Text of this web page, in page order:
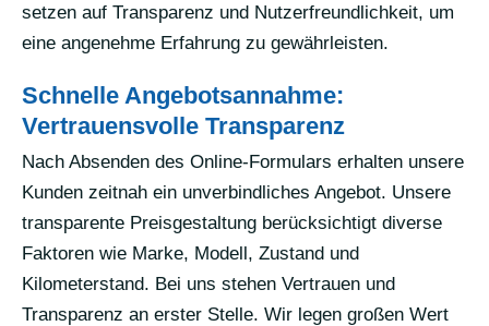
setzen auf Transparenz und Nutzerfreundlichkeit, um
eine angenehme Erfahrung zu gewährleisten.
Schnelle Angebotsannahme:
Vertrauensvolle Transparenz
Nach Absenden des Online-Formulars erhalten unsere
Kunden zeitnah ein unverbindliches Angebot. Unsere
transparente Preisgestaltung berücksichtigt diverse
Faktoren wie Marke, Modell, Zustand und
Kilometerstand. Bei uns stehen Vertrauen und
Transparenz an erster Stelle. Wir legen großen Wert